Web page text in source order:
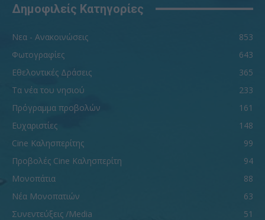
Δημοφιλείς Κατηγορίες
Νεα - Ανακοινώσεις
853
Φωτογραφίες
643
Εθελοντικές Δράσεις
365
Τα νέα του νησιού
233
Πρόγραμμα προβολών
161
Ευχαριστίες
148
Cine Καλησπερίτης
99
Προβολές Cine Καλησπερίτη
94
Μονοπάτια
88
Νέα Μονοπατιών
63
Συνεντεύξεις /Media
51